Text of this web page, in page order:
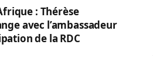
: Thérèse
avec l’ambassadeur
de la RDC